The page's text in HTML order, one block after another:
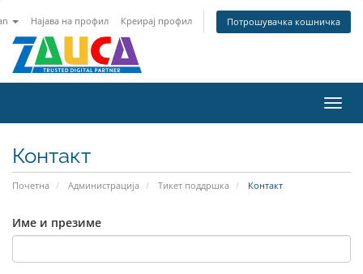
Најава на профил Креирај профил Потрошувачка кошничка
ја
Контакт
Почетна Администрација Тикет поддршка Контакт
Име и презиме